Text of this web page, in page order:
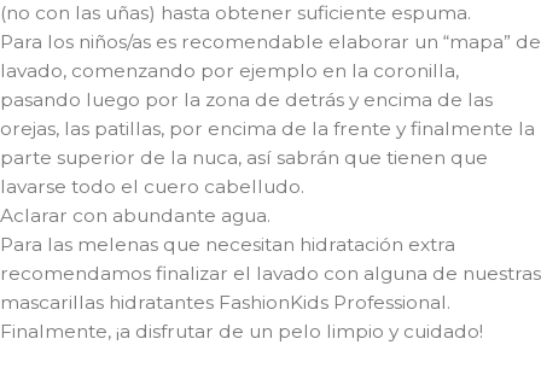
(no con las uñas) hasta obtener suficiente espuma.
Para los niños/as es recomendable elaborar un “mapa” de
lavado, comenzando por ejemplo en la coronilla,
pasando luego por la zona de detrás y encima de las
orejas, las patillas, por encima de la frente y finalmente la
parte superior de la nuca, así sabrán que tienen que
lavarse todo el cuero cabelludo.
Aclarar con abundante agua.
Para las melenas que necesitan hidratación extra
recomendamos finalizar el lavado con alguna de nuestras
mascarillas hidratantes FashionKids Professional.
Finalmente, ¡a disfrutar de un pelo limpio y cuidado!